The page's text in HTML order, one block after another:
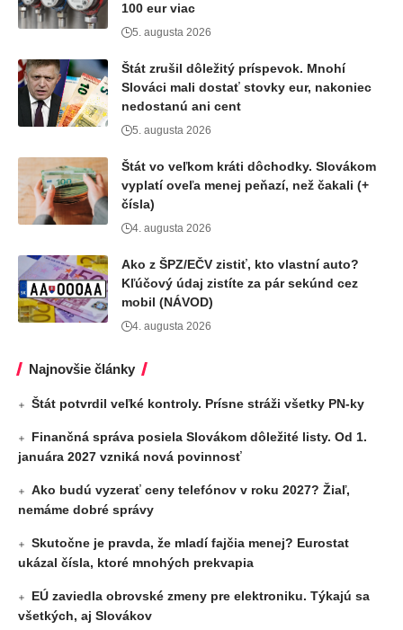
100 eur viac
5. augusta 2026
Štát zrušil dôležitý príspevok. Mnohí
Slováci mali dostať stovky eur, nakoniec
nedostanú ani cent
5. augusta 2026
Štát vo veľkom kráti dôchodky. Slovákom
vyplatí oveľa menej peňazí, než čakali (+
čísla)
4. augusta 2026
Ako z ŠPZ/EČV zistiť, kto vlastní auto?
Kľúčový údaj zistíte za pár sekúnd cez
mobil (NÁVOD)
4. augusta 2026
Najnovšie články
Štát potvrdil veľké kontroly. Prísne stráži všetky PN-ky
Finančná správa posiela Slovákom dôležité listy. Od 1.
januára 2027 vzniká nová povinnosť
Ako budú vyzerať ceny telefónov v roku 2027? Žiaľ,
nemáme dobré správy
Skutočne je pravda, že mladí fajčia menej? Eurostat
ukázal čísla, ktoré mnohých prekvapia
EÚ zaviedla obrovské zmeny pre elektroniku. Týkajú sa
všetkých, aj Slovákov